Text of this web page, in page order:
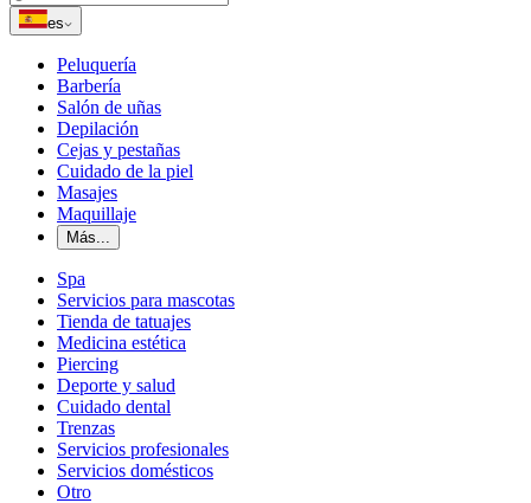
es
Peluquería
Barbería
Salón de uñas
Depilación
Cejas y pestañas
Cuidado de la piel
Masajes
Maquillaje
Más...
Spa
Servicios para mascotas
Tienda de tatuajes
Medicina estética
Piercing
Deporte y salud
Cuidado dental
Trenzas
Servicios profesionales
Servicios domésticos
Otro